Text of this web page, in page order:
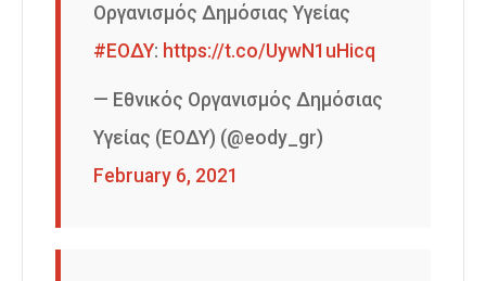
Οργανισμός Δημόσιας Υγείας
#ΕΟΔΥ: https://t.co/UywN1uHicq
— Εθνικός Οργανισμός Δημόσιας
Υγείας (ΕΟΔΥ) (@eody_gr)
February 6, 2021